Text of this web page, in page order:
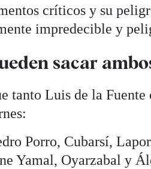
críticos y su
impredecible y
sacar
tanto Luis de la
Porro, Cubarsí,
Yamal, Oyarzabal y